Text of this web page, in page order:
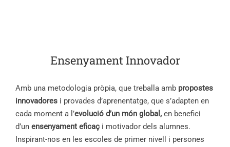
Ensenyament Innovador
Amb una metodologia pròpia, que treballa amb propostes
innovadores i provades d’aprenentatge, que s’adapten en
cada moment a l’evolució d’un món global, en benefici
d’un ensenyament eficaç i motivador dels alumnes.
Inspirant-nos en les escoles de primer nivell i persones